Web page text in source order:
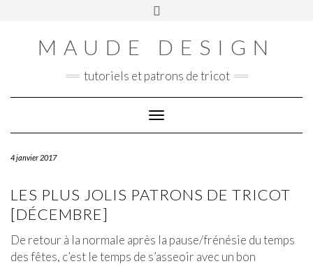
MAUDE DESIGN
tutoriels et patrons de tricot
Toggle Navigation
4 janvier 2017
LES PLUS JOLIS PATRONS DE TRICOT
[DÉCEMBRE]
De retour à la normale après la pause/frénésie du temps
des fêtes, c’est le temps de s’asseoir avec un bon